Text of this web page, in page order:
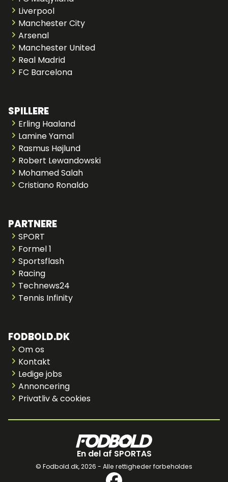
Liverpool
Manchester City
Arsenal
Manchester United
Real Madrid
FC Barcelona
SPILLERE
Erling Haaland
Lamine Yamal
Rasmus Højlund
Robert Lewandowski
Mohamed Salah
Cristiano Ronaldo
PARTNERE
SPORT
Formel 1
Sportsflash
Racing
Technews24
Tennis Infinity
FODBOLD.DK
Om os
Kontakt
Ledige jobs
Annoncering
Privatliv & cookies
En del af SPORTAS
© Fodbold.dk,2026 - Alle rettigheder forbeholdes